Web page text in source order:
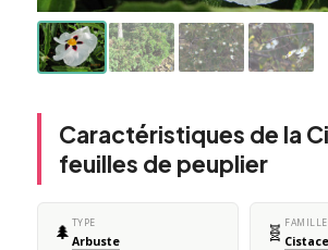
Caractéristiques de la
feuilles de peuplier
🌲 TYPE
Arbuste 🧬 FAMILLE